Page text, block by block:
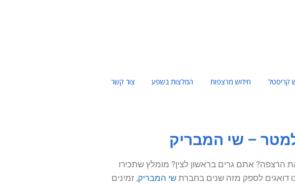
קריסטל חידוש מרצפות המלצות בשפע צור קשר
אתם גרים בראשון לצין? מומלץ שתכירו
דואגים לספק מזה שנים בחברת שי המבריק, זמינים